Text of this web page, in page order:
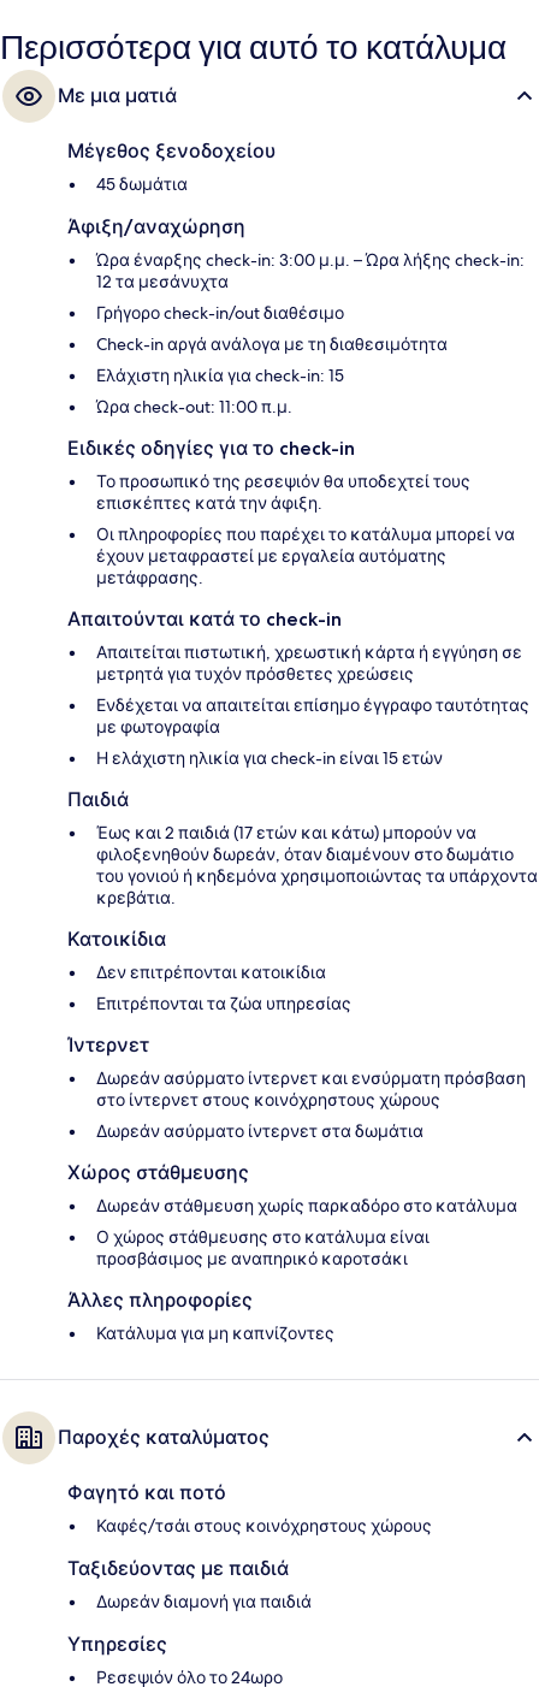
Περισσότερα για αυτό το κατάλυμα
Με μια ματιά
Μέγεθος ξενοδοχείου
45 δωμάτια
Άφιξη/αναχώρηση
Ώρα έναρξης check-in: 3:00 μ.μ. – Ώρα λήξης check-in:
12 τα μεσάνυχτα
Γρήγορο check-in/out διαθέσιμο
Check-in αργά ανάλογα με τη διαθεσιμότητα
Ελάχιστη ηλικία για check-in: 15
Ώρα check-out: 11:00 π.μ.
Ειδικές οδηγίες για το check-in
Το προσωπικό της ρεσεψιόν θα υποδεχτεί τους
επισκέπτες κατά την άφιξη.
Οι πληροφορίες που παρέχει το κατάλυμα μπορεί να
έχουν μεταφραστεί με εργαλεία αυτόματης
μετάφρασης.
Απαιτούνται κατά το check-in
Απαιτείται πιστωτική, χρεωστική κάρτα ή εγγύηση σε
μετρητά για τυχόν πρόσθετες χρεώσεις
Ενδέχεται να απαιτείται επίσημο έγγραφο ταυτότητας
με φωτογραφία
Η ελάχιστη ηλικία για check-in είναι 15 ετών
Παιδιά
Έως και 2 παιδιά (17 ετών και κάτω) μπορούν να
φιλοξενηθούν δωρεάν, όταν διαμένουν στο δωμάτιο
του γονιού ή κηδεμόνα χρησιμοποιώντας τα υπάρχοντα
κρεβάτια.
Κατοικίδια
Δεν επιτρέπονται κατοικίδια
Επιτρέπονται τα ζώα υπηρεσίας
Ίντερνετ
Δωρεάν ασύρματο ίντερνετ και ενσύρματη πρόσβαση
στο ίντερνετ στους κοινόχρηστους χώρους
Δωρεάν ασύρματο ίντερνετ στα δωμάτια
Χώρος στάθμευσης
Δωρεάν στάθμευση χωρίς παρκαδόρο στο κατάλυμα
Ο χώρος στάθμευσης στο κατάλυμα είναι
προσβάσιμος με αναπηρικό καροτσάκι
Άλλες πληροφορίες
Κατάλυμα για μη καπνίζοντες
Παροχές καταλύματος
Φαγητό και ποτό
Καφές/τσάι στους κοινόχρηστους χώρους
Ταξιδεύοντας με παιδιά
Δωρεάν διαμονή για παιδιά
Υπηρεσίες
Ρεσεψιόν όλο το 24ωρο